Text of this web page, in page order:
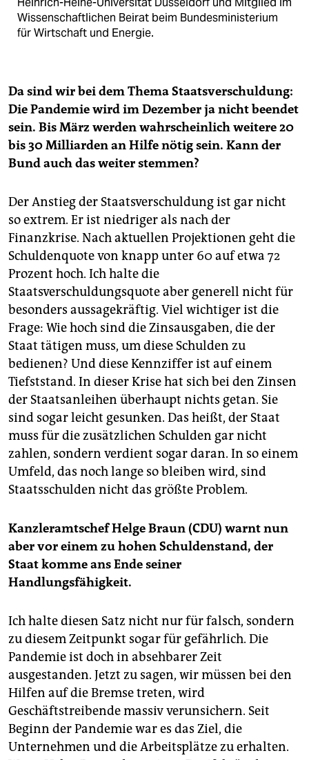
Wissenschaft­lichen Beirat beim Bundesministerium
für Wirtschaft und Energie.
Da sind wir bei dem Thema Staatsverschuldung:
Die Pandemie wird im Dezember ja nicht beendet
sein. Bis März werden wahrscheinlich weitere 20
bis 30 Milliarden an Hilfe nötig sein. Kann der
Bund auch das weiter stemmen?
Der Anstieg der Staatsverschuldung ist gar nicht
so extrem. Er ist niedriger als nach der
Finanzkrise. Nach aktuellen Projektionen geht die
Schuldenquote von knapp unter 60 auf etwa 72
Prozent hoch. Ich halte die
Staatsverschuldungsquote aber generell nicht für
besonders aussagekräftig. Viel wichtiger ist die
Frage: Wie hoch sind die Zinsausgaben, die der
Staat tätigen muss, um diese Schulden zu
bedienen? Und diese Kennziffer ist auf einem
Tiefststand. In dieser Krise hat sich bei den Zinsen
der Staatsanleihen überhaupt nichts getan. Sie
sind sogar leicht gesunken. Das heißt, der Staat
muss für die zusätzlichen Schulden gar nicht
zahlen, sondern verdient sogar daran. In so einem
Umfeld, das noch lange so bleiben wird, sind
Staatsschulden nicht das größte Problem.
Kanzleramtschef Helge Braun (CDU) warnt nun
aber vor einem zu hohen Schuldenstand, der
Staat komme ans Ende seiner
Handlungsfähigkeit.
Ich halte diesen Satz nicht nur für falsch, sondern
zu diesem Zeitpunkt sogar für gefährlich. Die
Pandemie ist doch in absehbarer Zeit
ausgestanden. Jetzt zu sagen, wir müssen bei den
Hilfen auf die Bremse treten, wird
Geschäftstreibende massiv verunsichern. Seit
Beginn der Pandemie war es das Ziel, die
Unternehmen und die Arbeitsplätze zu erhalten.